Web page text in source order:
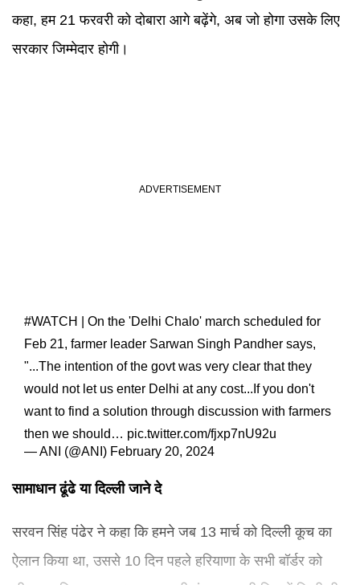
कहा, हम 21 फरवरी को दोबारा आगे बढ़ेंगे, अब जो होगा उसके लिए
सरकार जिम्मेदार होगी।
#WATCH
| On the 'Delhi Chalo' march scheduled for
Feb 21, farmer leader Sarwan Singh Pandher says,
"...The intention of the govt was very clear that they
would not let us enter Delhi at any cost...If you don't
want to find a solution through discussion with farmers
then we should… pic.twitter.com/fjxp7nU92u
— ANI (@ANI) February 20, 2024
सामाधान ढूंढे या दिल्ली जाने दे
सरवन सिंह पंढेर ने कहा कि हमने जब 13 मार्च को दिल्ली कूच का
ऐलान किया था, उससे 10 दिन पहले हरियाणा के सभी बॉर्डर को